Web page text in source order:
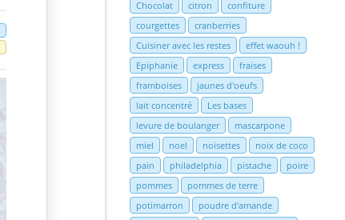
Chocolat
citron
confiture
courgettes
cranberries
Cuisiner avec les restes
effet waouh !
Epiphanie
express
fraises
framboises
jaunes d'oeufs
lait concentré
Les bases
levure de boulanger
mascarpone
miel
noel noisettes
noix de coco
pain
philadelphia pistache
poire
pommes
pommes de terre
potimarron
poudre d'amande